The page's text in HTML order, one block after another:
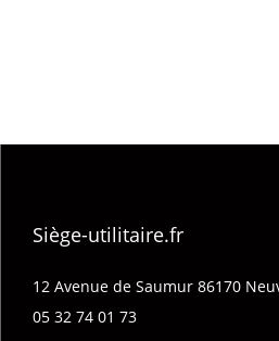
Siège-utilitaire.fr
12 Avenue de Saumur 86170
05 32 74 01 73